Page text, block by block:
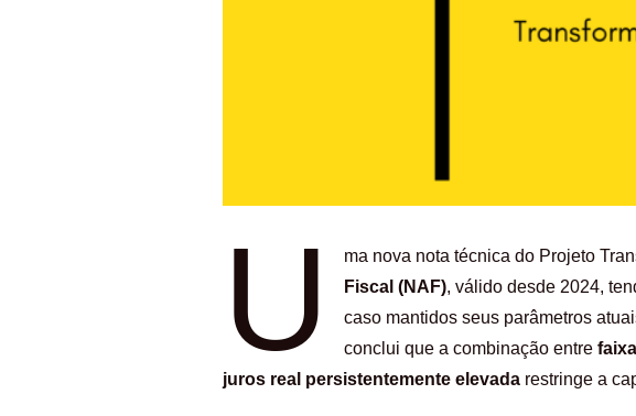
U ma nova nota técnica do Projeto
Fiscal (NAF), válido desde 2024,
caso mantidos seus parâmetros
conclui que a combinação entre
juros real persistentemente elevada restringe a